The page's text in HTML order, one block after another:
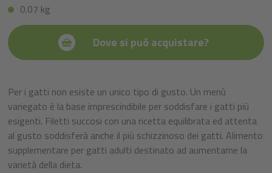
0.07 kg
Dove si può acquistare?
Per i gatti non esiste un unico tipo di gusto. Un menù
variegato è la base imprescindibile per soddisfare i gatti più
esigenti. Filetti succosi con una ricetta equilibrata ed attenta
al gusto soddisferà anche il più schizzinoso dei gatti. Alimento
supplementare per gatti adulti destinato ad aumentarne la
varietà della dieta.